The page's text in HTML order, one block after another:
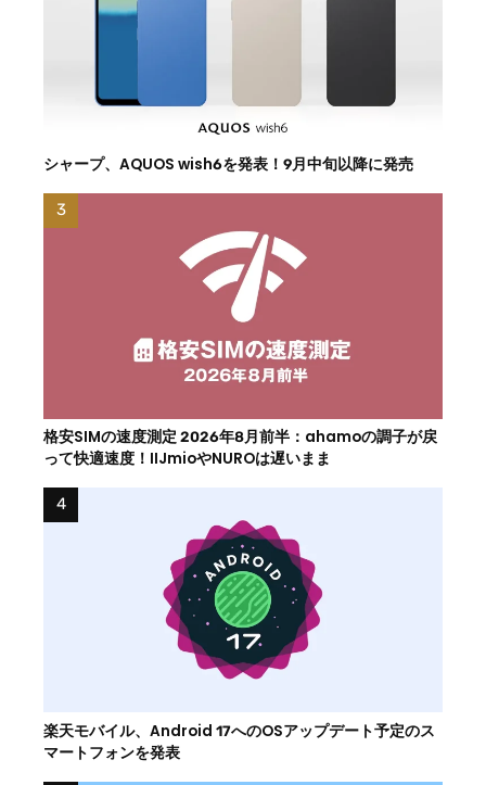
シャープ、AQUOS wish6を発表！9月中旬以降に発売
格安SIMの速度測定 2026年8月前半：ahamoの調子が戻
って快適速度！IIJmioやNUROは遅いまま
楽天モバイル、Android 17へのOSアップデート予定のス
マートフォンを発表